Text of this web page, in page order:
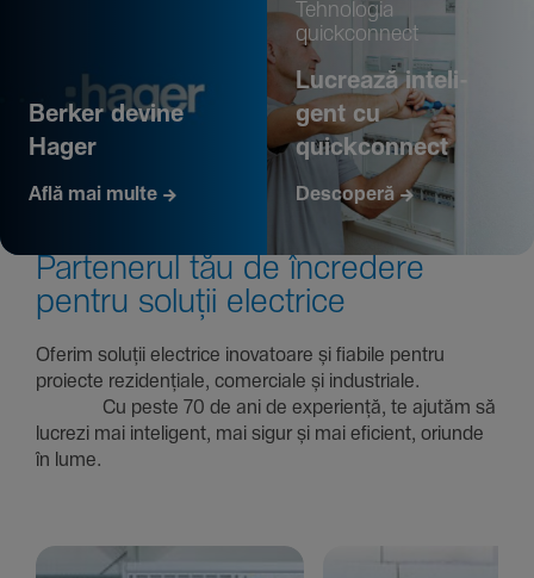
Berker devine
Hager
Află mai multe
Tehno­logia
quickconnect
Lucrează inte­li­
gent cu
quickconnect
Descoperă
Parte­nerul tău de încre­dere
pentru soluții electrice
Oferim soluții electrice inova­toare și fiabile pentru
proiecte rezi­den­țiale, comer­ciale și indus­triale.
Cu peste 70 de ani de expe­riență, te ajutăm să
lucrezi mai inte­li­gent, mai sigur și mai eficient, oriunde
în lume.